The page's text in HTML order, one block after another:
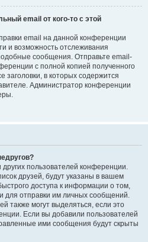
email от кого-то с этой
email на данной конференции
и возможность отслеживания
сообщения. Отправьте email-
с полной копией полученного
заголовки, в которых содержится
Администратор конференции
других пользователей конференции.
друзей, будут указаны в вашем
доступа к информации о том,
для отправки им личных сообщений.
также могут выделяться, если это
Если вы добавили пользователей
ими сообщения будут скрыты